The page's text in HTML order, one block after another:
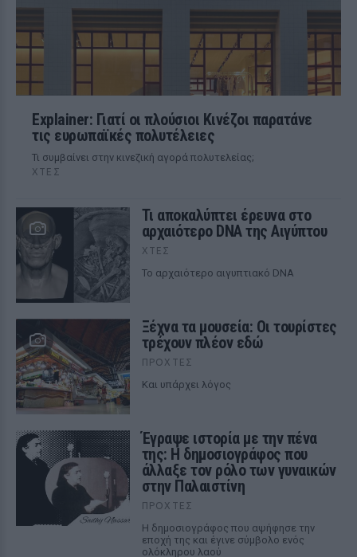
Explainer: Γιατί οι πλούσιοι Κινέζοι παρατάνε
τις ευρωπαϊκές πολυτέλειες
Τι συμβαίνει στην κινεζική αγορά πολυτελείας;
ΧΤΕΣ
Τι αποκαλύπτει έρευνα στο
αρχαιότερο DNA της Αιγύπτου
ΧΤΕΣ
Το αρχαιότερο αιγυπτιακό DNA
Ξέχνα τα μουσεία: Οι τουρίστες
τρέχουν πλέον εδώ
ΠΡΟΧΤΈΣ
Και υπάρχει λόγος
Έγραψε ιστορία με την πένα
της: Η δημοσιογράφος που
άλλαξε τον ρόλο των γυναικών
στην Παλαιστίνη
ΠΡΟΧΤΈΣ
Η δημοσιογράφος που αψήφησε την
εποχή της και έγινε σύμβολο ενός
ολόκληρου λαού